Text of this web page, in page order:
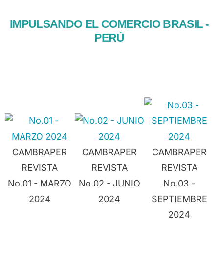
IMPULSANDO EL COMERCIO BRASIL -
PERÚ
CAMBRAPER
REVISTA
No.01 - MARZO
2024
CAMBRAPER
REVISTA
No.02 - JUNIO
2024
CAMBRAPER
REVISTA
No.03 -
SEPTIEMBRE
2024